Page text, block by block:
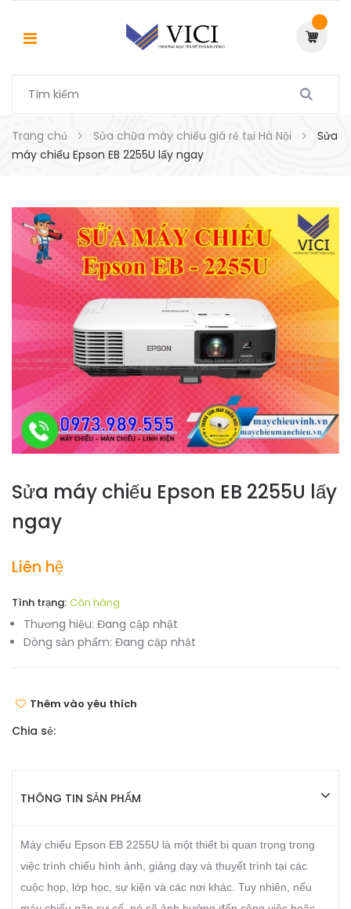
Trang chủ Sửa chữa máy chiếu giá rẻ tại Hà Nội
Sửa
máy chiếu Epson EB 2255U lấy ngay
Sửa máy chiếu Epson EB 2255U lấy
ngay
Liên hệ
Tình trạng: Còn hàng
Thương hiệu: Đang cập nhật
Dòng sản phẩm: Đang cập nhật
Thêm vào yêu thích
Chia sẻ:
THÔNG TIN SẢN PHẨM
Máy chiếu Epson EB 2255U là một thiết bị quan trọng trong
việc trình chiếu hình ảnh, giảng dạy và thuyết trình tại các
cuộc họp, lớp học, sự kiện và các nơi khác. Tuy nhiên, nếu